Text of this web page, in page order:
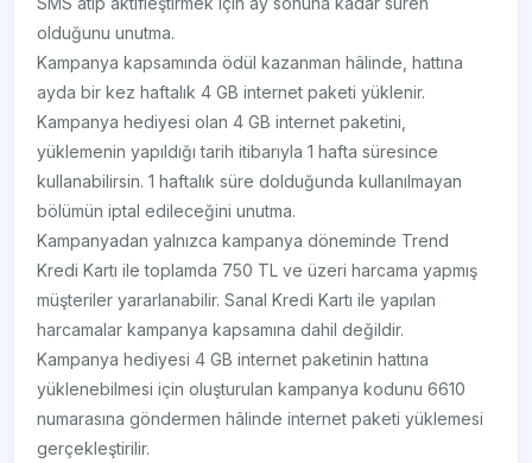
olduğunu unutma.
Kampanya kapsamında ödül kazanman hâlinde, hattına
ayda bir kez haftalık 4 GB internet paketi yüklenir.
Kampanya hediyesi olan 4 GB internet paketini,
yüklemenin yapıldığı tarih itibarıyla 1 hafta süresince
kullanabilirsin. 1 haftalık süre dolduğunda kullanılmayan
bölümün iptal edileceğini unutma.
Kampanyadan yalnızca kampanya döneminde Trend
Kredi Kartı ile toplamda 750 TL ve üzeri harcama yapmış
müşteriler yararlanabilir. Sanal Kredi Kartı ile yapılan
harcamalar kampanya kapsamına dahil değildir.
Kampanya hediyesi 4 GB internet paketinin hattına
yüklenebilmesi için oluşturulan kampanya kodunu 6610
numarasına göndermen hâlinde internet paketi yüklemesi
gerçekleştirilir.